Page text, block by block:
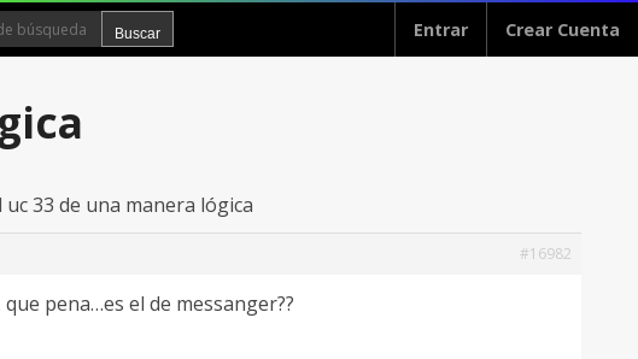
Entrar Crear Cuenta
uc 33 de una manera lógica
#16982
pena…es el de messanger??